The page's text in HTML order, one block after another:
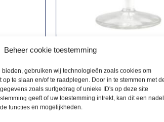
Beheer cookie toestemming
bieden, gebruiken wij technologieën zoals cookies om
te slaan en/of te raadplegen. Door in te stemmen met
zoals surfgedrag of unieke ID's op deze site
geeft of uw toestemming intrekt, kan dit een
functies en mogelijkheden.
0,55
BORRELGLAZEN
Hollands likeurglas 9cl
Offerte